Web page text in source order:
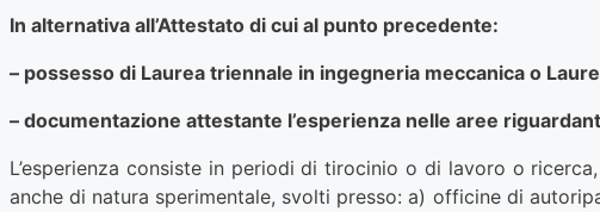
In alternativa all’Attestato di cui al punto precedente:
– possesso di Laurea triennale in ingegneria meccanica o
– documentazione attestante l’esperienza nelle aree
L’esperienza consiste in periodi di tirocinio o di lavoro o
anche di natura sperimentale, svolti presso: a) officine di